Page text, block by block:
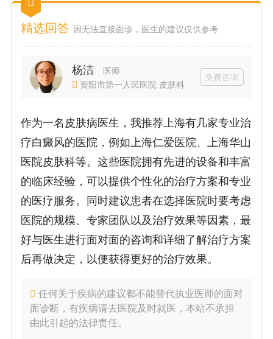
精选回答 因无法直接面诊，医生的建议仅供参考
杨洁
医师
资阳市第一人民医院 皮肤科
免费咨询
作为一名皮肤病医生，我推荐上海有几家专业治
疗白癜风的医院，例如上海仁爱医院、上海华山
医院皮肤科等。这些医院拥有先进的设备和丰富
的临床经验，可以提供个性化的治疗方案和专业
的医疗服务。同时建议患者在选择医院时要考虑
医院的规模、专家团队以及治疗效果等因素，最
好与医生进行面对面的咨询和详细了解治疗方案
后再做决定，以便获得更好的治疗效果。
任何关于疾病的建议都不能替代执业医师的面对
面诊断，有疾病请去医院及时就医，本站不承担
由此引起的法律责任。